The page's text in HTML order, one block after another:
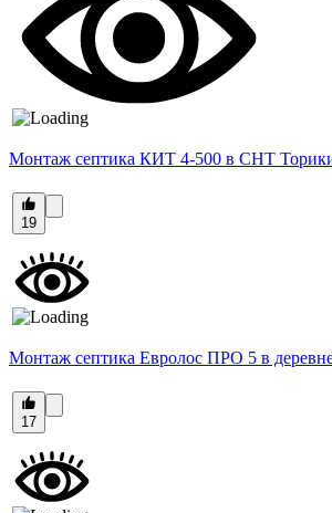
Монтаж септика КИТ 4-500 в СНТ
19
Монтаж септика Евролос ПРО 5 в
17